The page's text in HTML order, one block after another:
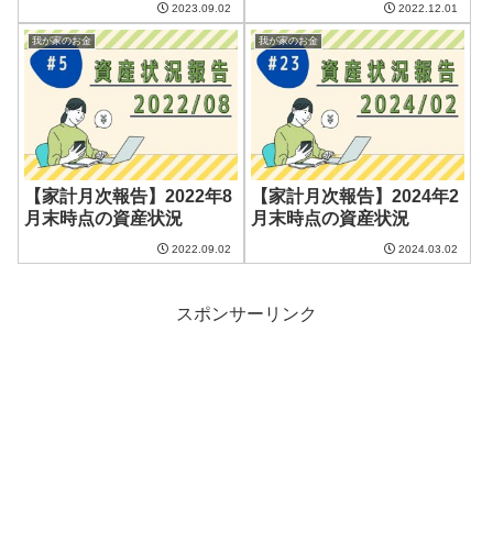
2023.09.02 2022.12.01
我が家のお金
【家計月次報告】2022年8
月末時点の資産状況
2022.09.02
我が家のお金
【家計月次報告】2024年2
月末時点の資産状況
2024.03.02
スポンサーリンク